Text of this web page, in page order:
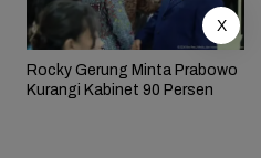
Rocky Gerung Minta Prabowo
Kurangi Kabinet 90 Persen
X